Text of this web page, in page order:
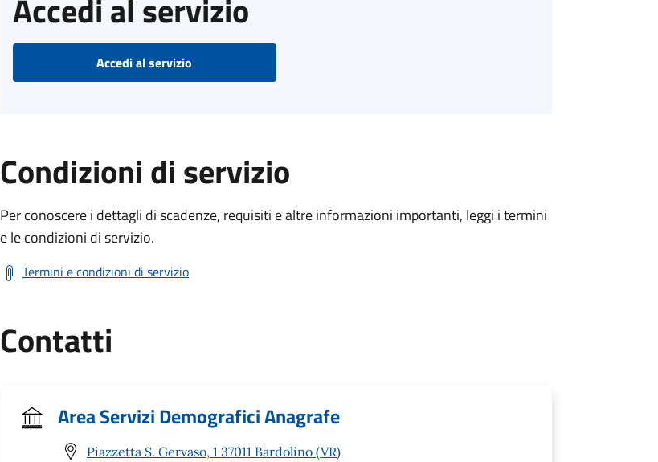
Accedi al servizio
Accedi al servizio
Condizioni di servizio
Per conoscere i dettagli di scadenze, requisiti e altre informazioni importanti, leggi i termini
e le condizioni di servizio.
Termini e condizioni di servizio
Contatti
Area Servizi Demografici Anagrafe
Piazzetta S. Gervaso, 1 37011 Bardolino (VR)